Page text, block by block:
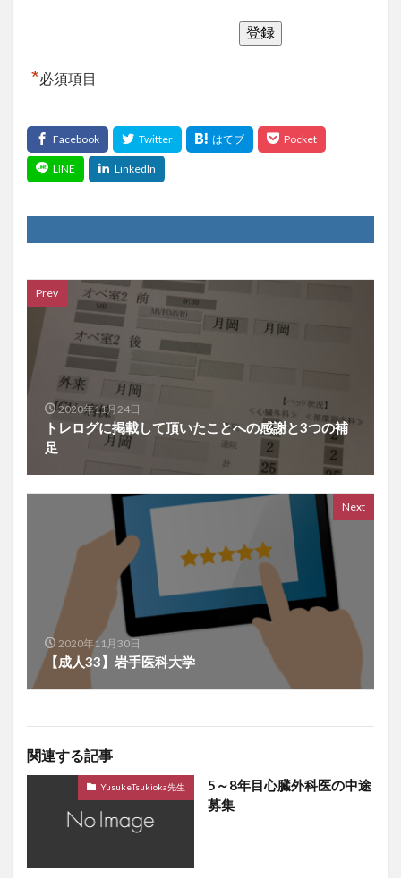
*必須項目
Prev
2020年11月24日
トレログに掲載して頂いたことへの感謝と3つの補
足
Next
2020年11月30日
【成人33】岩手医科大学
関連する記事
YusukeTsukioka先生
5～8年目心臓外科医の中途
募集